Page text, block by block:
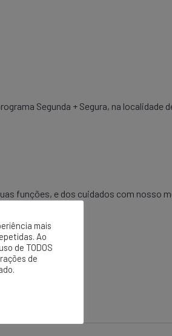
Segunda + Segura, na localidade
funções, e dos cuidados com nosso
mais
Ao
de TODOS
de